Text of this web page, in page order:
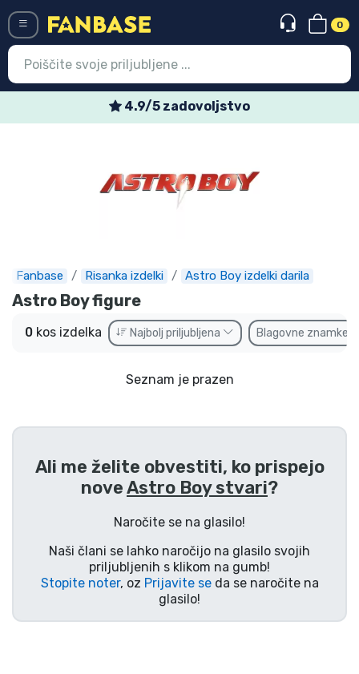
0
4.9/5 zadovoljstvo
Fanbase Risanka izdelki Astro Boy izdelki darila
Astro Boy figure
0 kos izdelka Najbolj priljubljena Blagovne znamke
Seznam je prazen
Ali me želite obvestiti, ko prispejo
noveAstro Boy stvari?
Naročite se na glasilo!
Naši člani se lahko naročijo na glasilo svojih
priljubljenih s klikom na gumb!
Stopite noter, oz Prijavite seda se naročite na
glasilo!
Najnovejsi izdelki
Prednaročila
Outlet izdelki
Filmske izdelki
Anime izdelki
Gamer izdelki